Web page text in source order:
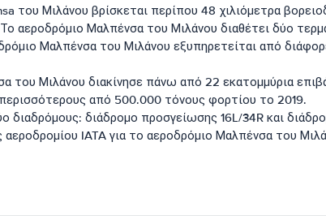
του Μιλάνου βρίσκεται περίπου 48 χιλιόμετρα
Το αεροδρόμιο Μαλπένσα του Μιλάνου διαθέτει δύο
Μαλπένσα του Μιλάνου εξυπηρετείται από
του Μιλάνου διακίνησε πάνω από 22 εκατομμύρια
από 500.000 τόνους φορτίου το 2019.
διαδρόμους: διάδρομο προσγείωσης 16L/34R και
IATA για το αεροδρόμιο Μαλπένσα του